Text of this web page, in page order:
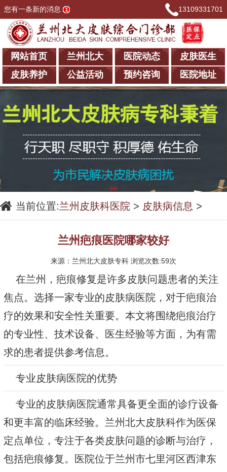
您有一条新的消息 13109331701
网站首页 兰州北大 医院动态
皮肤医生
皮肤养护
公益活动 预约咨询 医院地址
当前位置:兰州皮肤科医院> 皮肤病信息 >
兰州疤痕医院哪家较好
来源：兰州北大皮肤专科 浏览次数:59次
在兰州，疤痕修复是许多皮肤问题患者的关注
焦点。选择一家专业的皮肤病医院，对于疤痕治
疗的效果和安全性关重要。本文将围绕疤痕治疗
的专业性、技术设备、医生经验等方面，为有需
求的患者提供参考信息。
专业皮肤病医院的优势
专业的皮肤病医院通常具备更全面的诊疗设备
和更丰富的临床经验。兰州北大皮肤科作为医保
定点单位，专注于各类皮肤问题的诊断与治疗，
包括疤痕修复。医院位于兰州市七里河区西津东